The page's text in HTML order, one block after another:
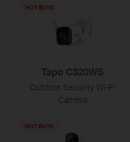
Tapo C320WS
Outdoor Security Wi-Fi
Camera
HOT BUYS
HOT BUYS